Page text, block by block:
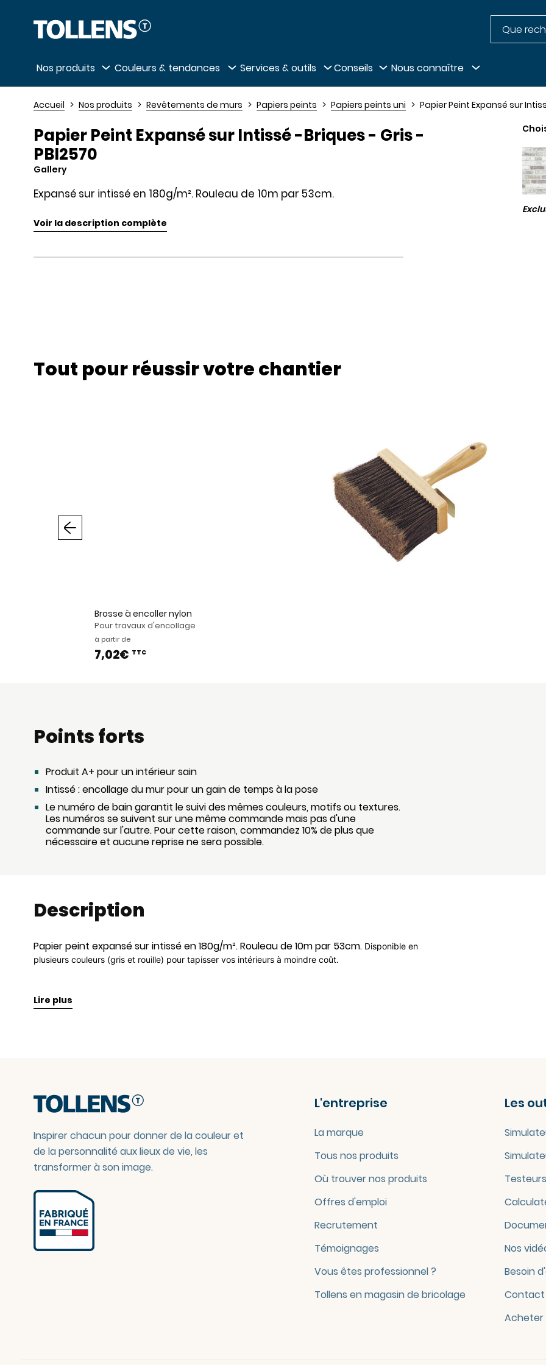
Passer la liste des magasins et aller au pied de page
Nos produits Couleurs & tendances Services & outils Conseils Nous connaître
Accueil Nos produits Revêtements de murs Papiers peints Papiers peints uni Papier Peint Expansé sur
Papier Peint Expansé sur Intissé -Briques - Gris -
PBI2570
Gallery
Expansé sur intissé en 180g/m². Rouleau de 10m par 53cm.
Voir la description complète
Tout pour réussir votre chantier
Brosse à encoller nylon
Pour travaux d'encollage
à partir de
7,02€ TTC
Points forts
Produit A+ pour un intérieur sain
Intissé : encollage du mur pour un gain de temps à la pose
Le numéro de bain garantit le suivi des mêmes couleurs, motifs ou textures.
Les numéros se suivent sur une même commande mais pas d'une
commande sur l'autre. Pour cette raison, commandez 10% de plus que
nécessaire et aucune reprise ne sera possible.
Description
Papier peint expansé sur intissé en 180g/m². Rouleau de 10m par 53cm. Disponible en
plusieurs couleurs (gris et rouille) pour tapisser vos intérieurs à moindre coût.
Lire plus
Inspirer chacun pour donner de la couleur et
de la personnalité aux lieux de vie, les
transformer à son image.
L'entreprise
La marque
Tous nos produits
Où trouver nos produits
Offres d'emploi
Recrutement
Témoignages
Vous êtes professionnel ?
Tollens en magasin de bricolage
Les
Nos
Besoin
Contact
Acheter